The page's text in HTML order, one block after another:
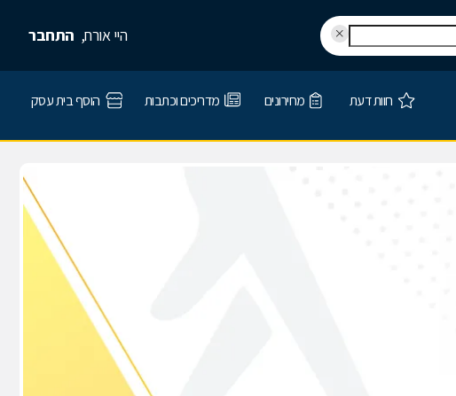
היי אורח, התחבר
חוות דעת מחירונים מדריכים וכתבות הוסף בית עסק